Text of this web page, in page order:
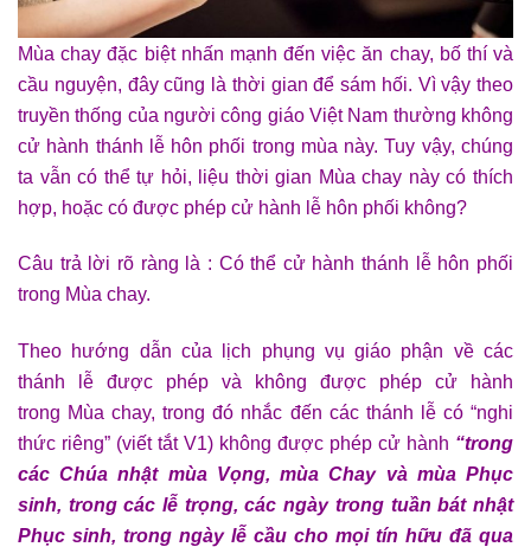
Mùa chay đặc biệt nhấn mạnh đến việc ăn chay, bố thí và
cầu nguyện, đây cũng là thời gian để sám hối. Vì vậy theo
truyền thống của người công giáo Việt Nam thường không
cử hành thánh lễ hôn phối trong mùa này. Tuy vậy, chúng
ta vẫn có thể tự hỏi, liệu thời gian Mùa chay này có thích
hợp, hoặc có được phép cử hành lễ hôn phối không?
Câu trả lời rõ ràng là : Có thể cử hành thánh lễ hôn phối
trong Mùa chay.
Theo hướng dẫn của lịch phụng vụ giáo phận về các
thánh lễ được phép và không được phép cử hành
trong Mùa chay, trong đó nhắc đến các thánh lễ có “nghi
thức riêng” (viết tắt V1) không được phép cử hành “trong
các Chúa nhật mùa Vọng, mùa Chay và mùa Phục
sinh, trong các lễ trọng, các ngày trong tuần bát nhật
Phục sinh, trong ngày lễ cầu cho mọi tín hữu đã qua